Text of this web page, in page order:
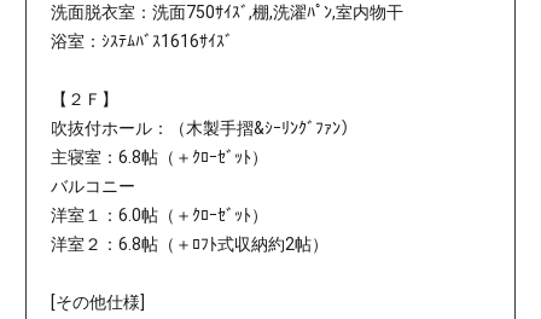
洗面脱衣室：洗面750ｻｲｽﾞ,棚,洗濯ﾊﾟﾝ,室内物干
浴室：ｼｽﾃﾑﾊﾞｽ1616ｻｲｽﾞ
【２Ｆ】
吹抜付ホール：（木製手摺&ｼｰﾘﾝｸﾞﾌｧﾝ）
主寝室：6.8帖（＋ｸﾛｰｾﾞｯﾄ）
バルコニー
洋室１：6.0帖（＋ｸﾛｰｾﾞｯﾄ）
洋室２：6.8帖（＋ﾛﾌﾄ式収納約2帖）
[その他仕様]